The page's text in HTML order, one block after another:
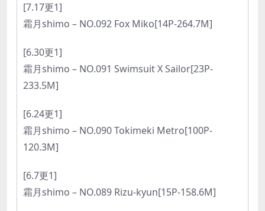
[7.17更1]
霜月shimo – NO.092 Fox Miko[14P-264.7M]
[6.30更1]
霜月shimo – NO.091 Swimsuit X Sailor[23P-
233.5M]
[6.24更1]
霜月shimo – NO.090 Tokimeki Metro[100P-
120.3M]
[6.7更1]
霜月shimo – NO.089 Rizu-kyun[15P-158.6M]